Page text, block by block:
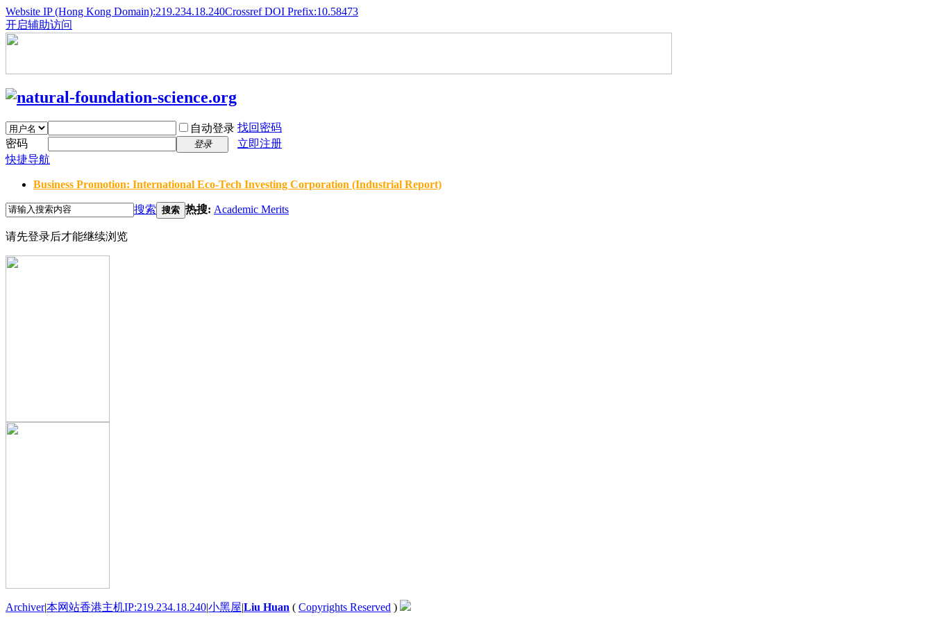
Website IP (Hong Kong Domain):219.234.18.240Crossref DOI Prefix:10.58473
开启辅助访问
自动登录 找回密码
密码
登录
立即注册
快捷导航
Business Promotion: International Eco-Tech Investing Corporation (Industrial Report)
搜索 搜索 热搜: Academic Merits
请先登录后才能继续浏览
Archiver|本网站香港主机IP:219.234.18.240|小黑屋|Liu Huan ( Copyrights Reserved )